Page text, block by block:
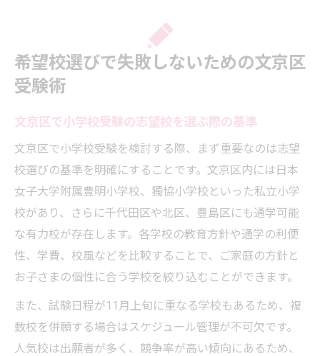
希望校選びで失敗しないための文京区
受験術
文京区で小学校受験の志望校を選ぶ際の基準
文京区で小学校受験を検討する際、まず重要なのは志望
校選びの基準を明確にすることです。文京区内には日本
女子大学附属豊明小学校、獨協小学校といった私立小学
校があり、さらに千代田区や北区、豊島区にも通学可能
な有力校が存在します。各学校の教育方針や通学の利便
性、学費、校風などを比較することで、ご家庭の方針と
お子さまの個性に合う学校を絞り込むことができます。
また、試験日程が11月上旬に重なる学校もあるため、複
数校を併願する場合はスケジュール管理が不可欠です。
人気校は出願者が多く、競争率が高い傾向にあるため、